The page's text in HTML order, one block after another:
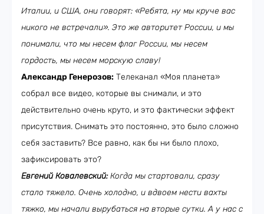
Италии, и США, они говорят: «Ребята, ну мы круче вас
никого не встречали». Это же авторитет России, и мы
понимали, что мы несем флаг России, мы несем
гордость, мы несем морскую славу!
Александр Генерозов: Телеканал «Моя планета»
собрал все видео, которые вы снимали, и это
действительно очень круто, и это фактически эффект
присутствия. Снимать это постоянно, это было сложно
себя заставить? Все равно, как бы ни было плохо,
зафиксировать это?
Евгений Ковалевский:Когда мы стартовали, сразу
стало тяжело. Очень холодно, и вдвоем нести вахты
тяжко, мы начали вырубаться на вторые сутки. А у нас с